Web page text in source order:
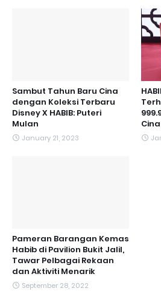
Sambut Tahun Baru Cina
dengan Koleksi Terbaru
Disney X HABIB: Puteri
Mulan
January 21, 2023
Cina
Pameran Barangan Kemas
Habib di Pavilion Bukit Jalil,
Tawar Pelbagai Rekaan
dan Aktiviti Menarik
September 28, 2022